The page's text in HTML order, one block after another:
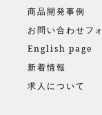
商品開発事例
お問い合わせフ
English page
新着情報
求人について